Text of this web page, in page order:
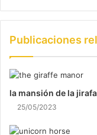
Publicaciones
la mansión de la jirafa
25/05/2023